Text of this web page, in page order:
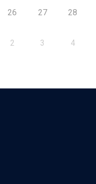
26 27 28
2 3 4